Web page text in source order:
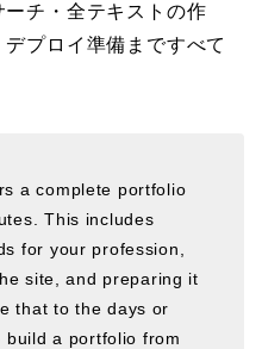
チ・全テキストの作
プロイ準備まですべて
a complete portfolio
This includes
for your profession,
site, and preparing it
that to the days or
build a portfolio from